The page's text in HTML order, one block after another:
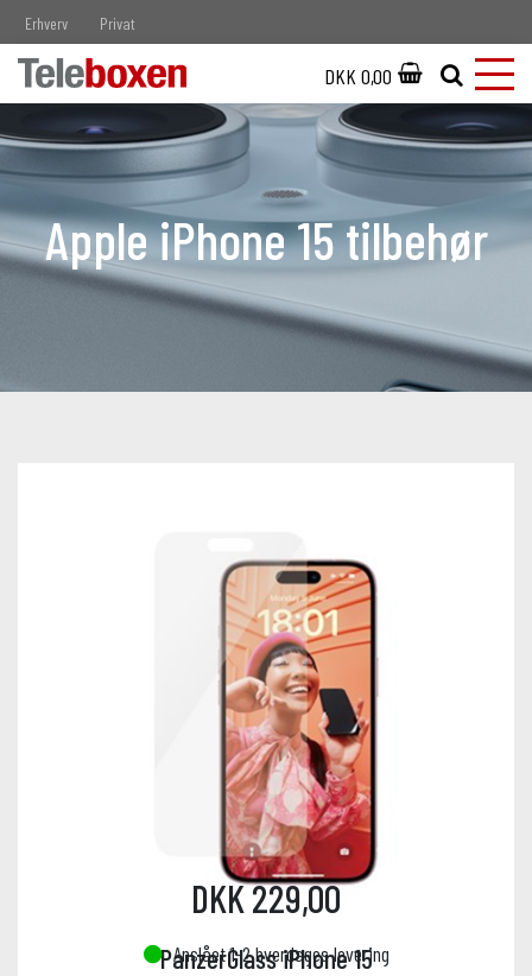
Erhverv Privat
DKK 0,00
Apple iPhone 15 tilbehør
PanzerGlass iPhone 15
DKK 229,00
Anslået 1-2 hverdages levering